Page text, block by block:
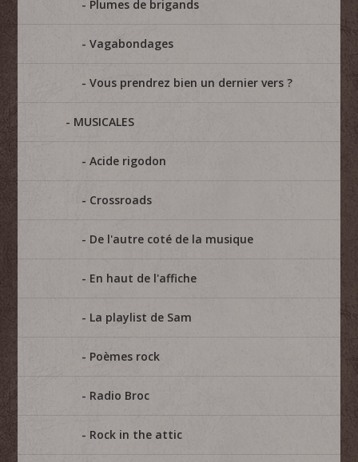
Plumes de brigands
Vagabondages
Vous prendrez bien un dernier vers ?
MUSICALES
Acide rigodon
Crossroads
De l'autre coté de la musique
En haut de l'affiche
La playlist de Sam
Poèmes rock
Radio Broc
Rock in the attic